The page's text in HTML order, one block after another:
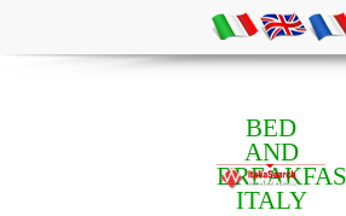
BED
AND
ITALY